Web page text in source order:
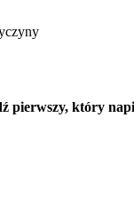
pierwszy, który